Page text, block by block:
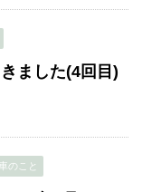
ました(4回目)
車のこと